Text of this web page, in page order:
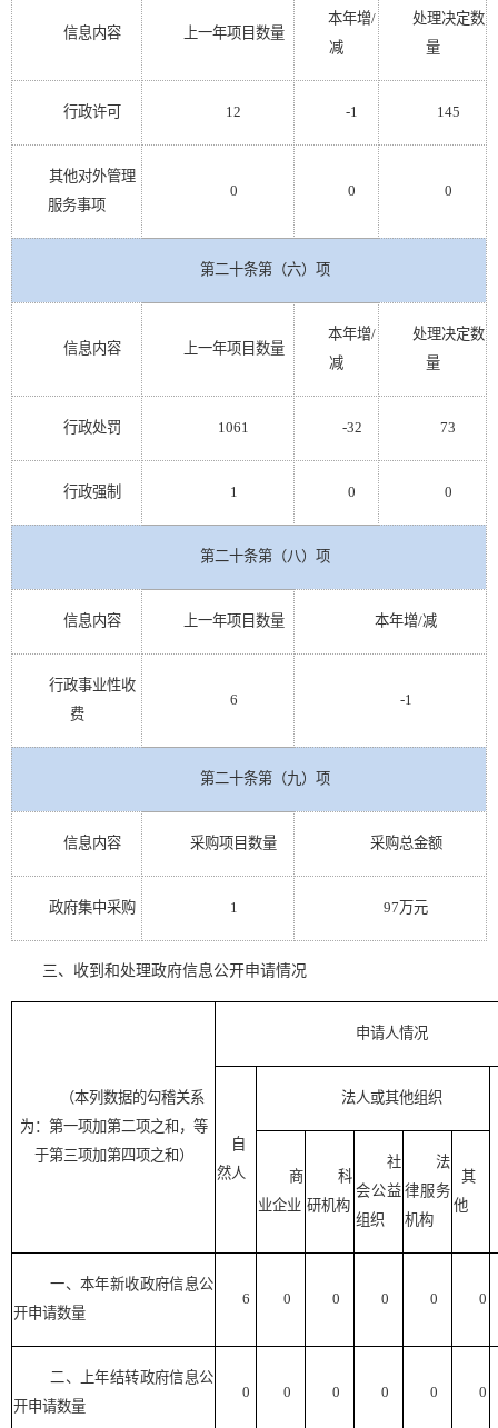
信息内容 上一年项目数量
本年增/
减
处理决定数
量
行政许可 12 -1 145
其他对外管理
服务事项
0 0 0
第二十条第（六）项
信息内容 上一年项目数量
本年增/
减
处理决定数
量
行政处罚 1061 -32 73
行政强制 1 0 0
第二十条第（八）项
信息内容 上一年项目数量 本年增/减
行政事业性收
费
6 -1
第二十条第（九）项
信息内容 采购项目数量 采购总金额
政府集中采购 1 97万元
三、收到和处理政府信息公开申请情况
（本列数据的勾稽关系
为：第一项加第二项之和，等
于第三项加第四项之和）
申请人情况
自
然人
法人或其他组织
商
业企业
科
研机构
社
会公益
组织
法
律服务
机构
其
他
一、本年新收政府信息公
开申请数量
6 0 0 0 0 0
二、上年结转政府信息公
开申请数量
0 0 0 0 0 0